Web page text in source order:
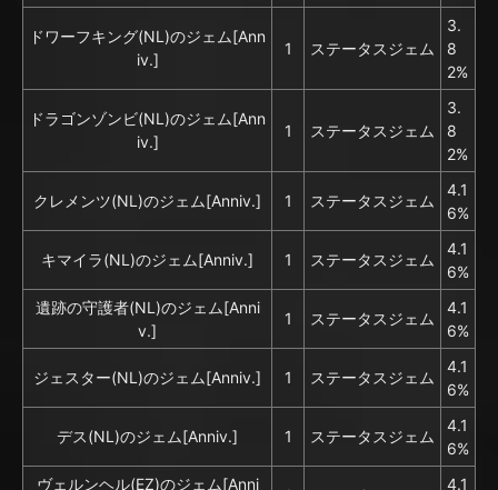
ドワーフキング(NL)のジェム[Ann
iv.]
1 ステータスジェム
3.
8
2%
ドラゴンゾンビ(NL)のジェム[Ann
iv.]
1 ステータスジェム
3.
8
2%
クレメンツ(NL)のジェム[Anniv.] 1 ステータスジェム
4.1
6%
キマイラ(NL)のジェム[Anniv.] 1 ステータスジェム
4.1
6%
遺跡の守護者(NL)のジェム[Anni
v.]
1 ステータスジェム
4.1
6%
ジェスター(NL)のジェム[Anniv.] 1 ステータスジェム
4.1
6%
デス(NL)のジェム[Anniv.] 1 ステータスジェム
4.1
6%
ヴェルンヘル(EZ)のジェム[Anni
4.1